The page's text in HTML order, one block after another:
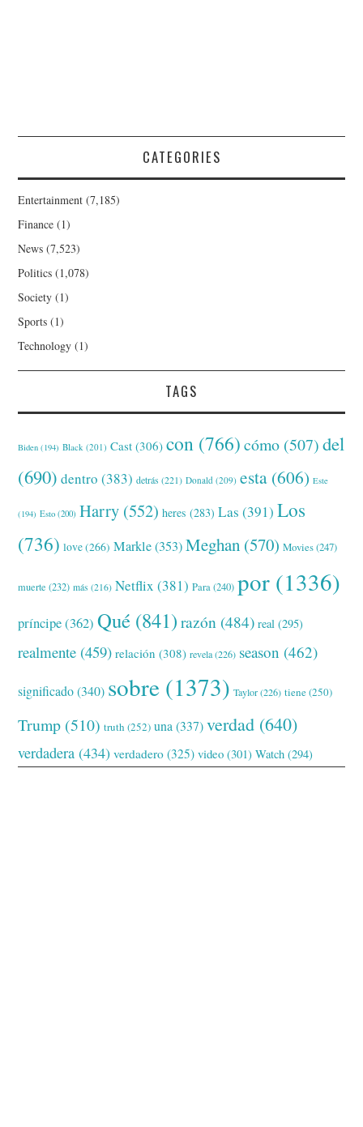
CATEGORIES
Entertainment (7,185)
Finance (1)
News (7,523)
Politics (1,078)
Society (1)
Sports (1)
Technology (1)
TAGS
Biden (194) Black (201) Cast (306) con (766) cómo (507) del
(690) dentro (383) detrás (221) Donald (209) esta (606) Este
(194) Esto (200) Harry (552) heres (283) Las (391) Los
(736) love(266) Markle(353) Meghan (570) Movies(247)
muerte (232) más (216) Netflix (381) Para(240) por (1336)
príncipe(362) Qué (841) razón (484) real (295)
realmente (459) relación (308) revela(226) season (462)
significado(340) sobre (1373) Taylor(226) tiene(250)
Trump (510) truth (252) una(337) verdad (640)
verdadera (434) verdadero (325) video (301) Watch (294)